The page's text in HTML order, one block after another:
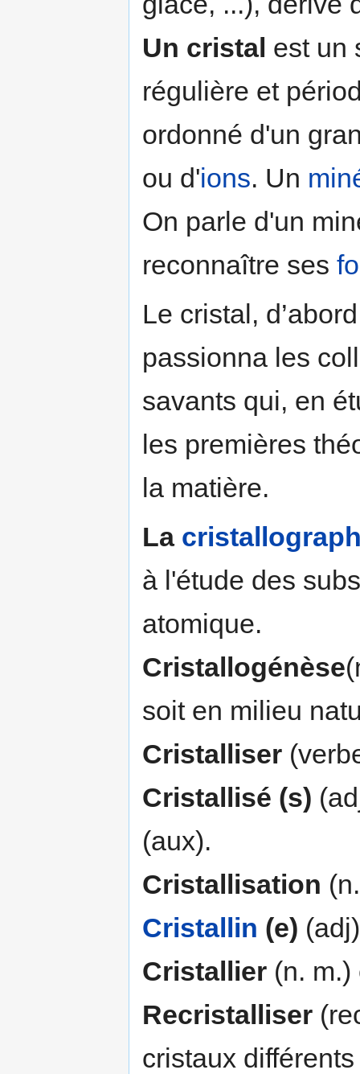
Un cristal est un
régulière et
ordonné d'un
ou d'ions. Un
On parle d'un
reconnaître ses
Le cristal,
passionna les
savants qui, en
les premières
la matière.
La
à l'étude des
atomique.
Cristallogénèse
soit en milieu
Cristalliser
Cristallisé (s)
(aux).
Cristallisation
Cristallin (e)
Cristallier (n.
Recristalliser
cristaux